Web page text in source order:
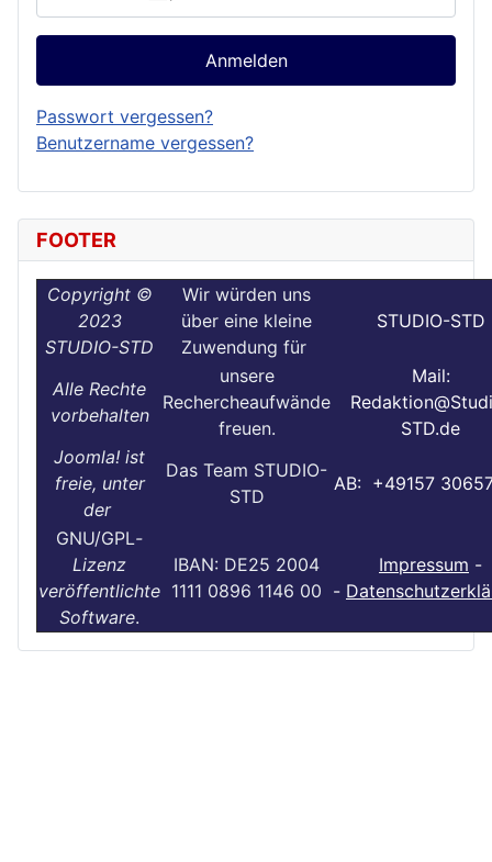
Anmelden
Passwort vergessen?
Benutzername vergessen?
FOOTER
Copyright ©
2023
STUDIO-STD
Wir würden uns
über eine kleine
Zuwendung für
STUDIO-STD
Alle Rechte
vorbehalten
unsere
Rechercheaufwände
freuen.
Mail:
STD.de
Joomla! ist
freie, unter
der
Das Team STUDIO-
STD
AB: +49157
GNU/GPL-
Lizenz
veröffentlichte
Software.
IBAN: DE25 2004
1111 0896 1146 00
Impressum -
-